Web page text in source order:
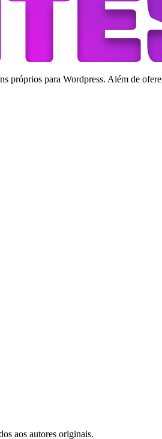
próprios para Wordpress. Além de
aos autores originais.